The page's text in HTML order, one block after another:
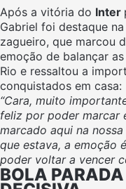
Após a vitória do Inter
Gabriel foi destaque
zagueiro, que marcou
emoção de balançar
Rio e ressaltou a
conquistados em casa:
“Cara, muito
feliz por poder marcar
marcado aqui na
que estava, a emoção
poder voltar a vencer
BOLA